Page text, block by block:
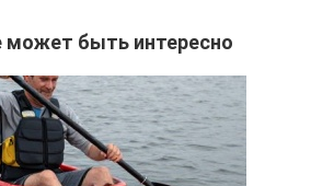
может быть интересно